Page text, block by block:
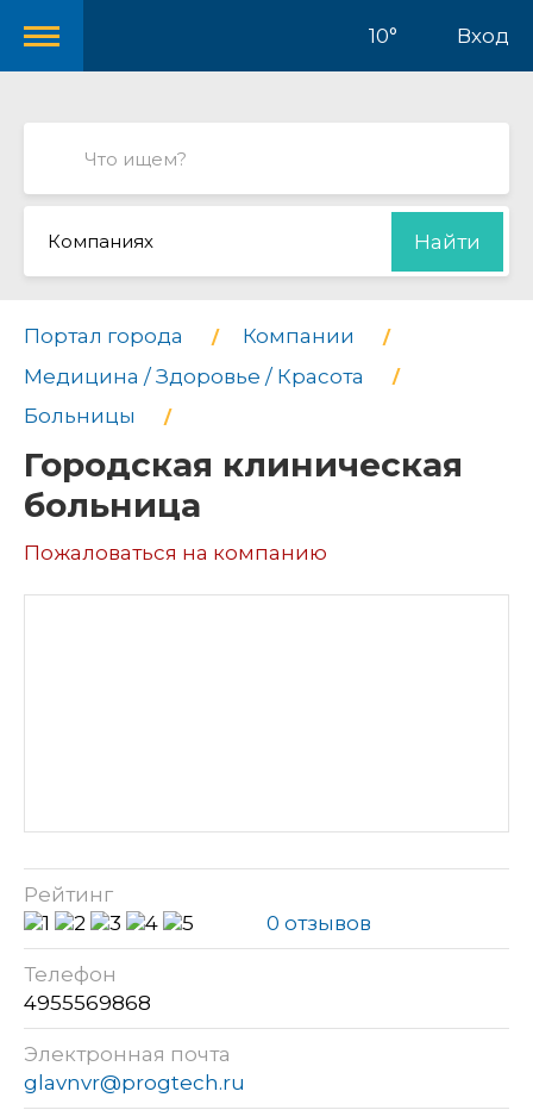
10° Вход
Компаниях Найти
Портал города
Компании
Медицина / Здоровье / Красота
Больницы
Городская клиническая
больница
Пожаловаться на компанию
Рейтинг
0 отзывов
Телефон
4955569868
Электронная почта
glavnvr@progtech.ru